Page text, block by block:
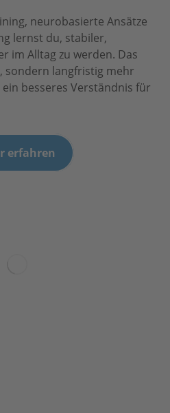
neurobasierte Ansätze
lernst du, stabiler,
im Alltag zu werden. Das
sondern langfristig mehr
besseres Verständnis für
erfahren